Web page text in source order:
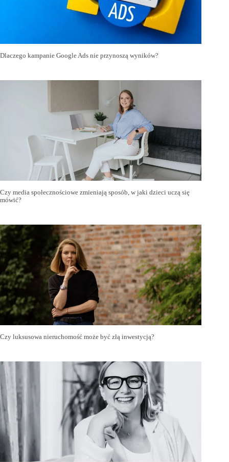
Dlaczego kampanie Google Ads nie przynoszą wyników?
Czy media społecznościowe zmieniają sposób, w jaki dzieci uczą się
mówić?
Czy luksusowa nieruchomość może być złą inwestycją?